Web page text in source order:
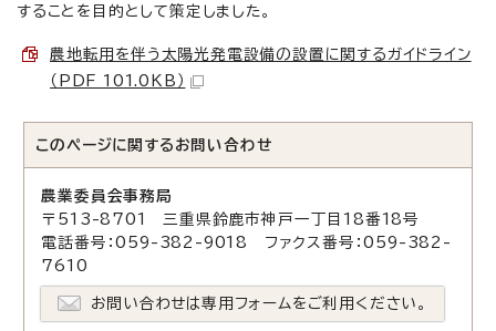
することを目的として策定しました。
農地転用を伴う太陽光発電設備の設置に関するガイドライン
（PDF 101.0KB）
このページに関する お問い合わせ
農業委員会事務局
〒513-8701 三重県鈴鹿市神戸一丁目18番18号
電話番号：059-382-9018 ファクス番号：059-382-
7610
お問い合わせは専用フォームをご利用ください。